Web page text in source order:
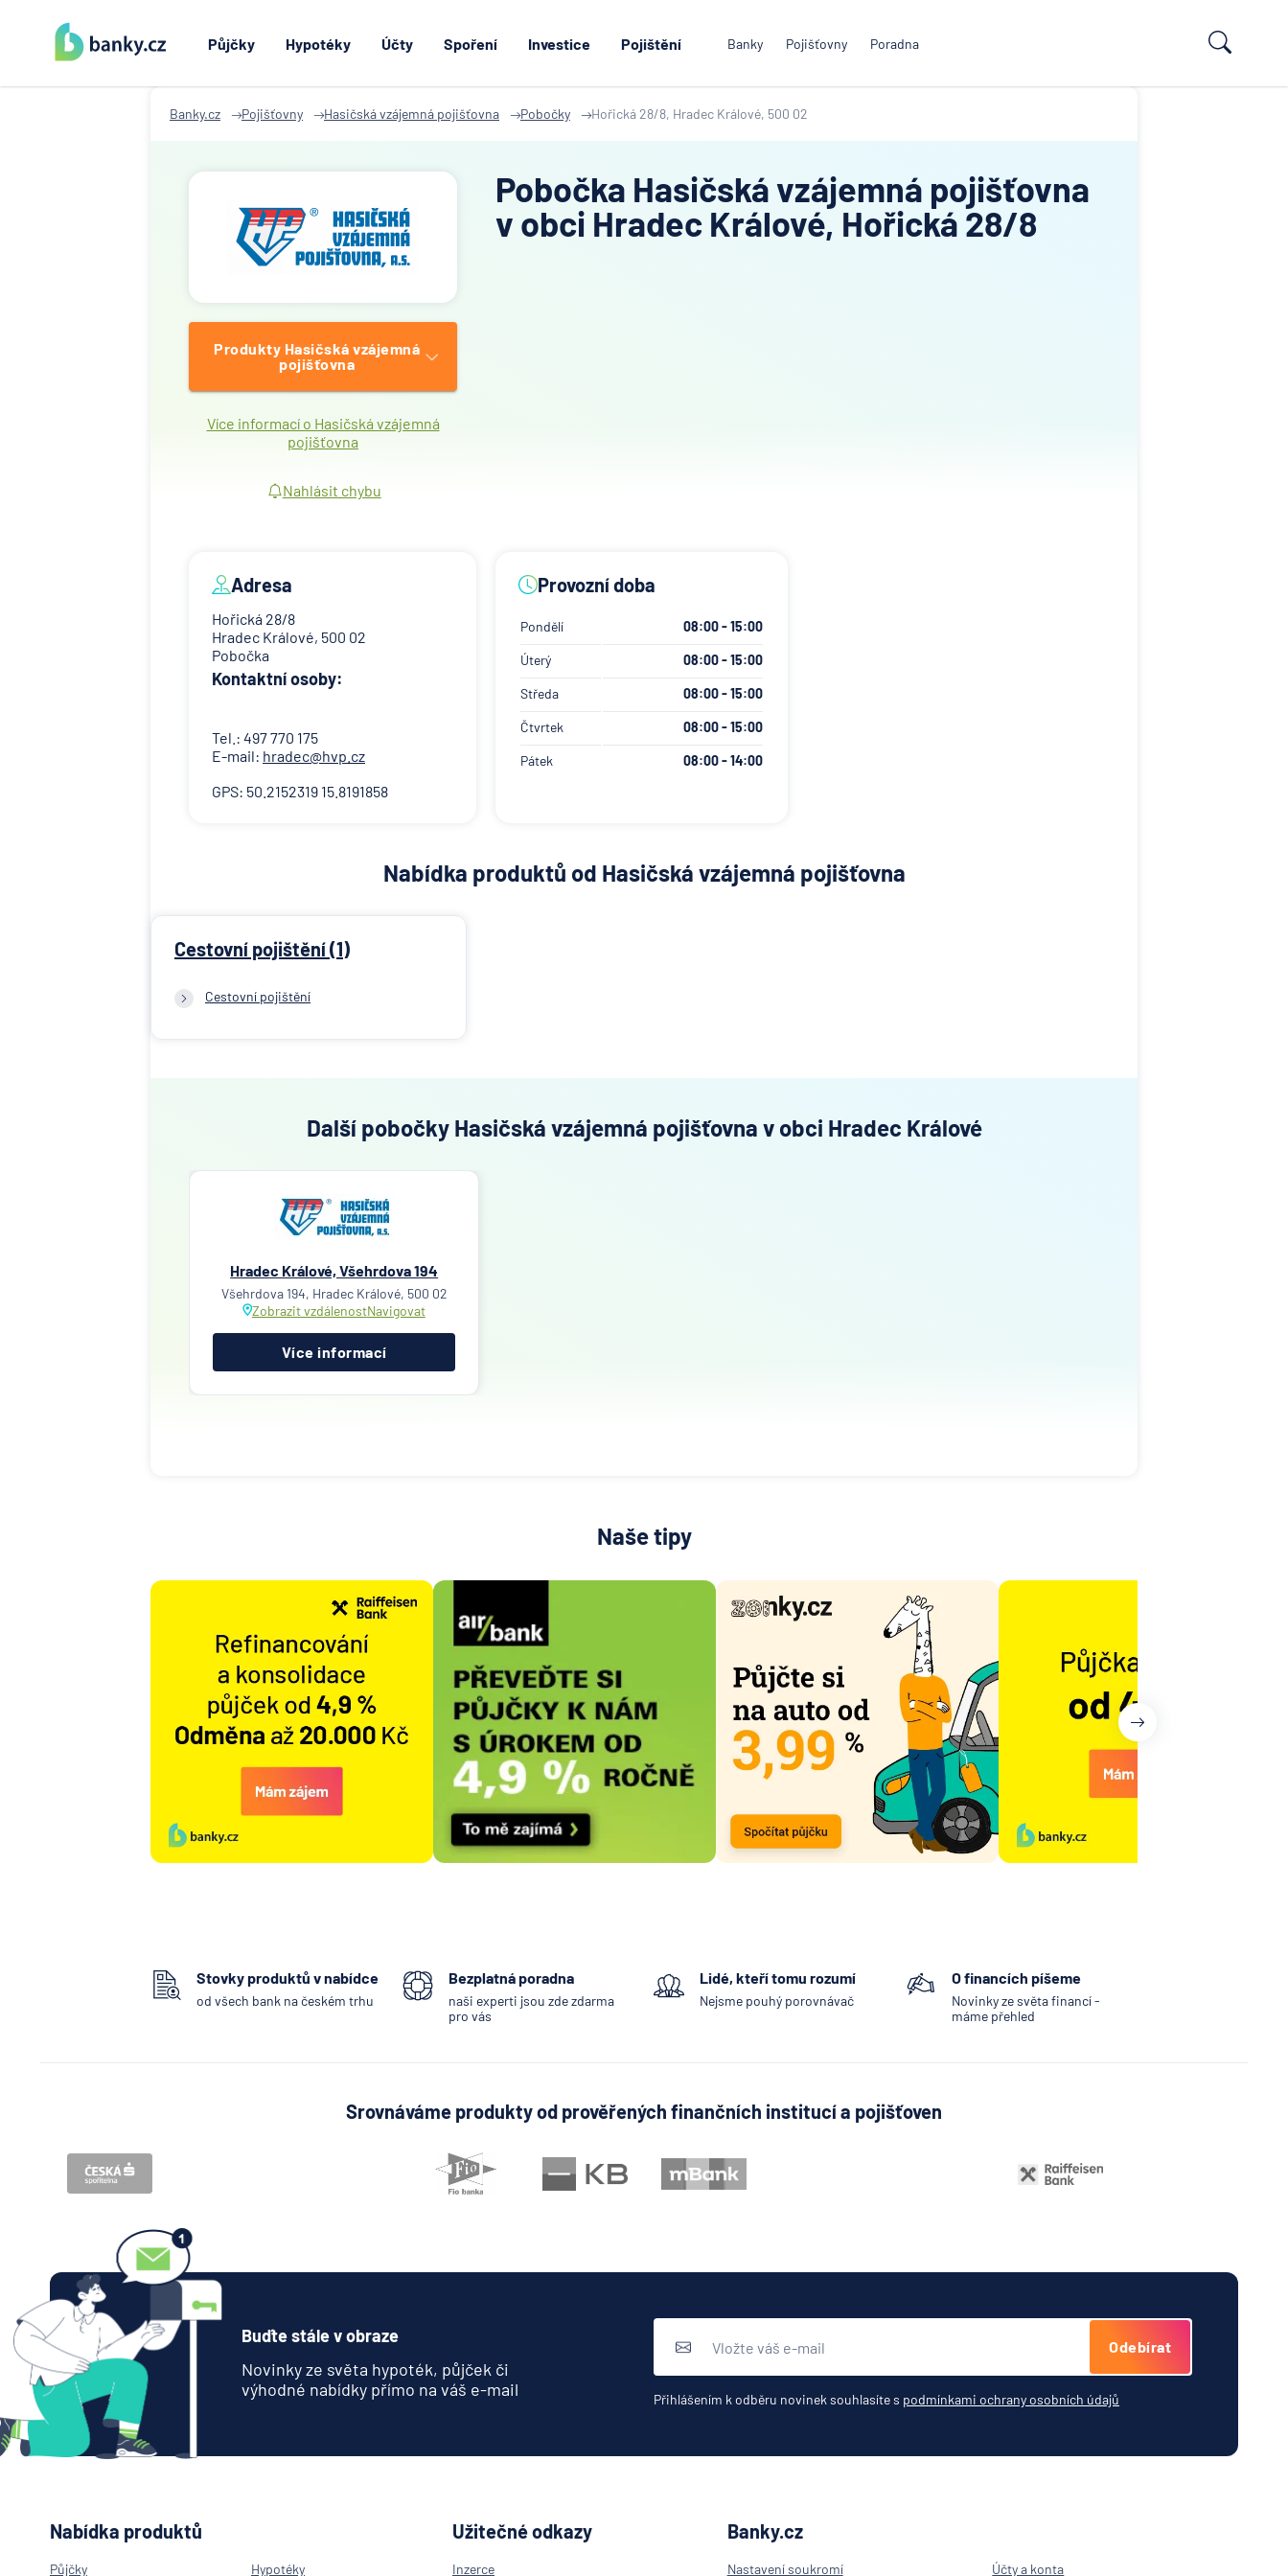
Půjčky Hypotéky Účty Spoření Investice Pojištění Banky Pojišťovny Poradna
Banky.cz Pojišťovny Hasičská vzájemná pojišťovna Pobočky Hořická 28/8, Hradec Králové, 500 02
Produkty Hasičská vzájemná
pojišťovna
Více informací o Hasičská vzájemná
pojišťovna
Nahlásit chybu
Pobočka Hasičská vzájemná pojišťovna
v obci Hradec Králové, Hořická 28/8
Adresa
Hořická 28/8
Hradec Králové, 500 02
Pobočka
Kontaktní osoby:
Tel.: 497 770 175
E-mail: hradec@hvp.cz
GPS: 50.2152319 15.8191858
Provozní doba
Pondělí 08:00 - 15:00
Úterý 08:00 - 15:00
Středa 08:00 - 15:00
Čtvrtek 08:00 - 15:00
Pátek 08:00 - 14:00
Nabídka produktů od Hasičská vzájemná pojišťovna
Cestovní pojištění (1)
Cestovní pojištění
Další pobočky Hasičská vzájemná pojišťovna v obci Hradec Králové
Hradec Králové, Všehrdova 194
Všehrdova 194, Hradec Králové, 500 02
Zobrazit vzdálenostNavigovat
Více informací
Naše tipy
Stovky produktů v nabídce
od všech bank na českém trhu
Bezplatná poradna
naši experti jsou zde zdarma
pro vás
Lidé, kteří tomu rozumí
Nejsme pouhý porovnávač
O financích píšeme
Novinky ze světa financí -
máme přehled
Srovnáváme produkty od prověřených finančních institucí a pojišťoven
Buďte stále v obraze
Novinky ze světa hypoték, půjček či
výhodné nabídky přímo na váš e-mail
Odebírat
Přihlášením k odběru novinek souhlasíte s podmínkami ochrany osobních údajů
Nabídka produktů
Půjčky Hypotéky
Užitečné odkazy
Inzerce
Banky.cz
Nastavení soukromí Účty a konta